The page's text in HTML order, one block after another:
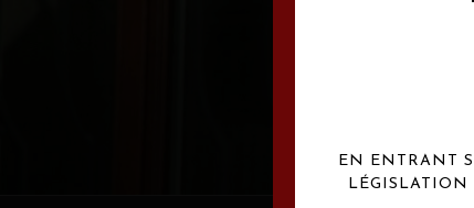
EN ENTRANT
LÉGISLATION